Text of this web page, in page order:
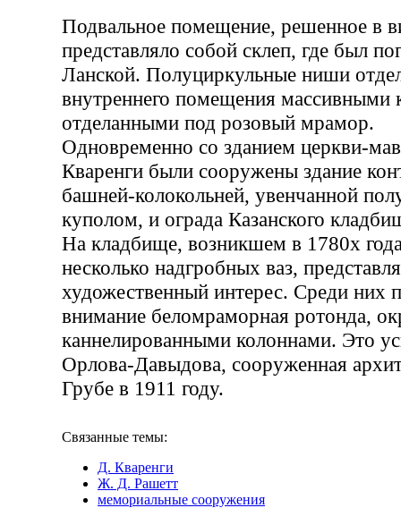
Подвальное помещение, решенное в
представляло собой склеп, где был
Ланской. Полуциркульные ниши
внутреннего помещения массивными
отделанными под розовый мрамор.
Одновременно со зданием церкви-
Кваренги были сооружены здание
башней-колокольней, увенчанной
куполом, и ограда Казанского
На кладбище, возникшем в 1780х
несколько надгробных ваз,
художественный интерес. Среди них
внимание беломраморная ротонда,
каннелированными колоннами. Это
Орлова-Давыдова, сооруженная
Грубе в 1911 году.
Связанные темы:
Д. Кваренги
Ж. Д. Рашетт
мемориальные сооружения